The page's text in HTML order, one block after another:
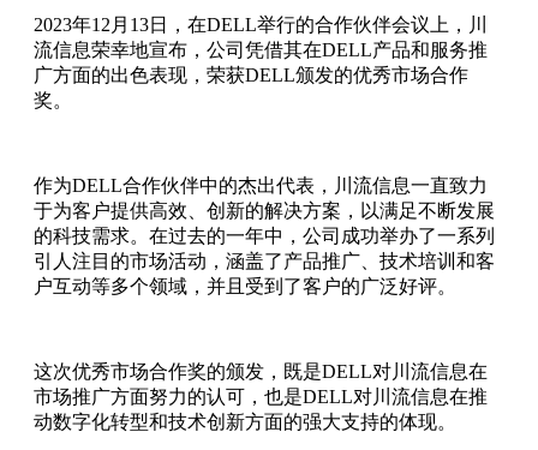
2023年12月13日，在DELL举行的合作伙伴会议上，川
流信息荣幸地宣布，公司凭借其在DELL产品和服务推
广方面的出色表现，荣获DELL颁发的优秀市场合作
奖。
作为DELL合作伙伴中的杰出代表，川流信息一直致力
于为客户提供高效、创新的解决方案，以满足不断发展
的科技需求。在过去的一年中，公司成功举办了一系列
引人注目的市场活动，涵盖了产品推广、技术培训和客
户互动等多个领域，并且受到了客户的广泛好评。
这次优秀市场合作奖的颁发，既是DELL对川流信息在
市场推广方面努力的认可，也是DELL对川流信息在推
动数字化转型和技术创新方面的强大支持的体现。